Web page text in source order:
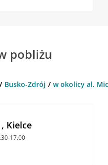
pobliżu
Busko-Zdrój w okolicy al.
Kielce
17:00